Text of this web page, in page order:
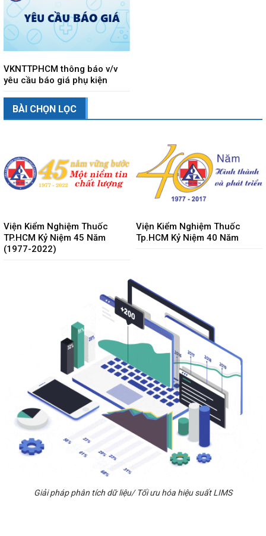
VKNTTPHCM thông báo v/v
yêu cầu báo giá phụ kiện
BÀI CHỌN LỌC
Viện Kiểm Nghiệm Thuốc
TP.HCM Kỷ Niệm 45 Năm
(1977-2022)
Viện Kiểm Nghiệm Thuốc
Tp.HCM Kỷ Niệm 40 Năm
Giải pháp phân tích dữ liệu/ Tối ưu hóa hiệu suất LIMS